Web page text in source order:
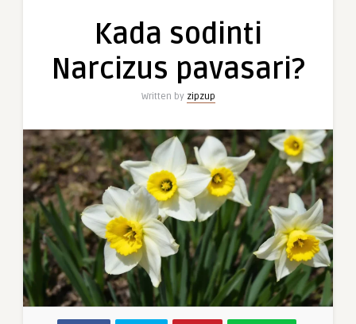
Kada sodinti
Narcizus pavasari?
Written by zipzup